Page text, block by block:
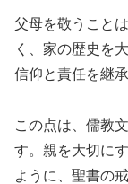
父母を敬うこと
く、家の歴史を
信仰と責任を継
この点は、儒教
す。親を大切に
ように、聖書の